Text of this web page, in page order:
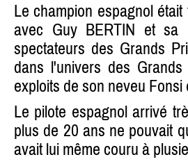
Le champion espagnol
avec Guy BERTIN et sa
spectateurs des Grands
dans l'univers des
exploits de son neveu Fonsi
Le pilote espagnol arrivé
plus de 20 ans ne pouvait
avait lui même couru à